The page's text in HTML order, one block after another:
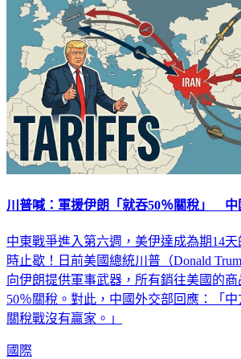
川普喊：軍援伊朗「就吞50％關稅」 中
中東戰爭進入第六週，美伊達成為期14
時止歇！日前美國總統川普（Donald
向伊朗提供軍事武器，所有銷往美國的
50％關稅。對此，中國外交部回應：「中
關稅戰沒有贏家。」
國際